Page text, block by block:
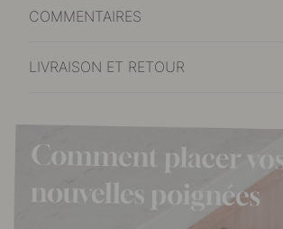
COMMENTAIRES
LIVRAISON ET RETOUR